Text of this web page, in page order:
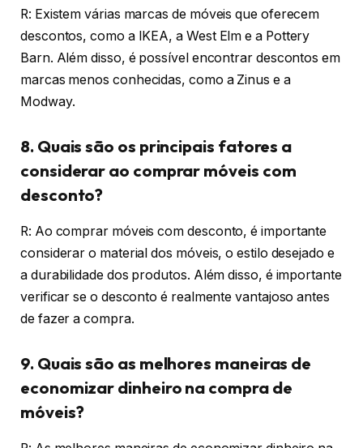
R: Existem várias marcas de móveis que oferecem
descontos, como a IKEA, a West Elm e a Pottery
Barn. Além disso, é possível encontrar descontos em
marcas menos conhecidas, como a Zinus e a
Modway.
8. Quais são os principais fatores a
considerar ao comprar móveis com
desconto?
R: Ao comprar móveis com desconto, é importante
considerar o material dos móveis, o estilo desejado e
a durabilidade dos produtos. Além disso, é importante
verificar se o desconto é realmente vantajoso antes
de fazer a compra.
9. Quais são as melhores maneiras de
economizar dinheiro na compra de
móveis?